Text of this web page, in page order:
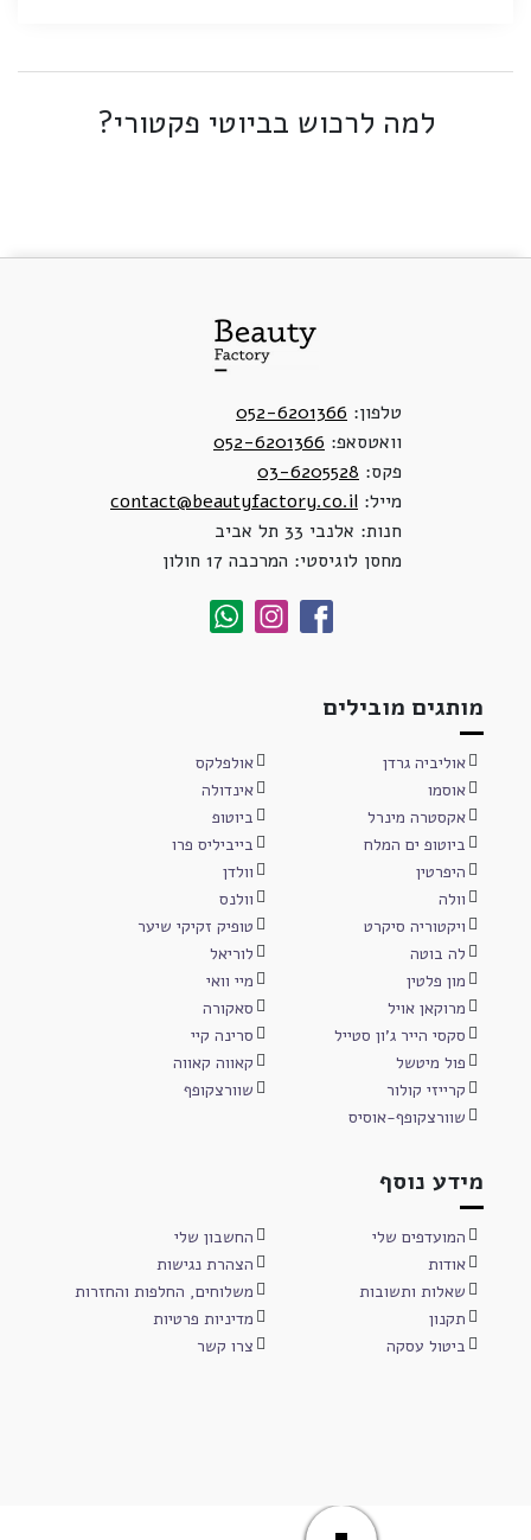
למה לרכוש בביוטי פקטורי?
טלפון: 052-6201366
וואטסאפ: 052-6201366
פקס: 03-6205528
מייל: contact@beautyfactory.co.il
חנות: אלנבי 33 תל אביב
מחסן לוגיסטי: המרכבה 17 חולון
מותגים מובילים
אוליביה גרדן
אולפלקס
אוסמו
אינדולה
אקסטרה מינרל
ביוטופ
ביוטופ ים המלח
בייביליס פרו
היפרטין
וולדן
וולה
וולנס
ויקטוריה סיקרט
טופיק זקיקי שיער
לה בוטה
לוריאל
מון פלטין
מיי וואי
מרוקאן אויל
סאקורה
סקסי הייר ג'ון סטייל
סרינה קיי
פול מיטשל
קאווה קאווה
קרייזי קולור
שוורצקופף
שוורצקופף-אוסיס
מידע נוסף
המועדפים שלי
החשבון שלי
אודות
הצהרת נגישות
שאלות ותשובות
משלוחים, החלפות והחזרות
תקנון
מדיניות פרטיות
ביטול עסקה
צרו קשר